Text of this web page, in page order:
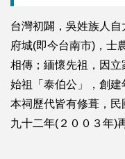
台灣初闢，吳姓族人
府城(即今台南市)，士
相傳；緬懷先祖，因
始祖「泰伯公」，創建
本祠歷代皆有修葺，
九十二年(２００３年)